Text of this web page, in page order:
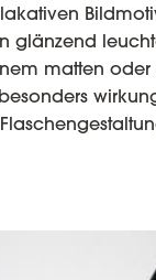
glänzend
matten